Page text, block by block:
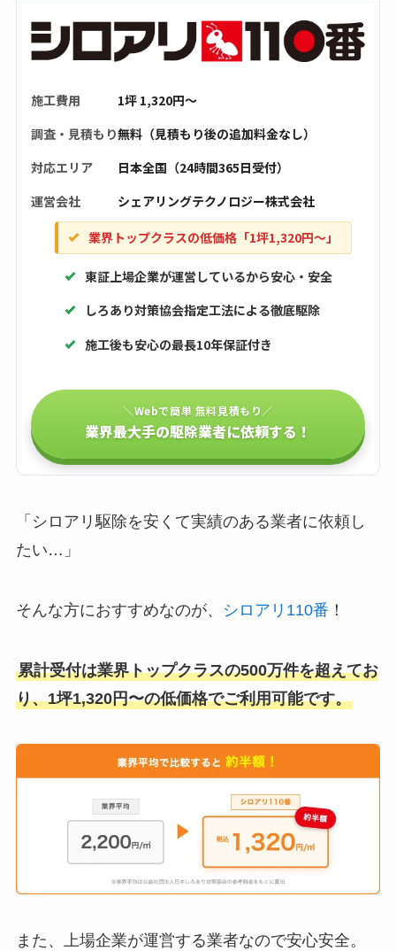
施工費用
1坪 1,320円〜
調査・見積もり無料（見積もり後の追加料金なし）
対応エリア
日本全国（24時間365日受付）
運営会社
シェアリングテクノロジー株式会社
業界トップクラスの低価格「1坪1,320円〜」
東証上場企業が運営しているから安心・安全
しろあり対策協会指定工法による徹底駆除
施工後も安心の最長10年保証付き
＼Webで簡単 無料見積もり／
業界最大手の駆除業者に依頼する！
「シロアリ駆除を安くて実績のある業者に依頼し
たい…」
そんな方におすすめなのが、 シロアリ110番 ！
累計受付は業界トップクラスの500万件を超えてお
り、1坪1,320円〜の低価格でご利用可能です。
また、上場企業が運営する業者なので安心安全。